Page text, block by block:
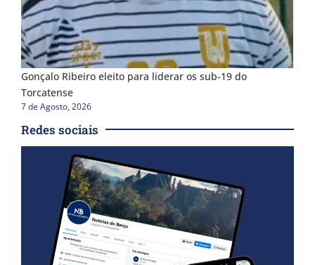
Gonçalo Ribeiro eleito para liderar os sub-19 do
Torcatense
7 de Agosto, 2026
Redes sociais